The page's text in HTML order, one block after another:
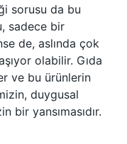
sorusu da bu
sadece bir
de, aslında çok
olabilir. Gıda
ve bu ürünlerin
duygusal
bir yansımasıdır.